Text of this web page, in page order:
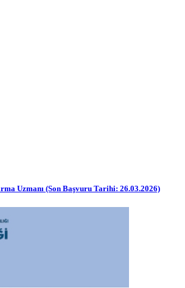
Uzmanı (Son Başvuru Tarihi: 26.03.2026)